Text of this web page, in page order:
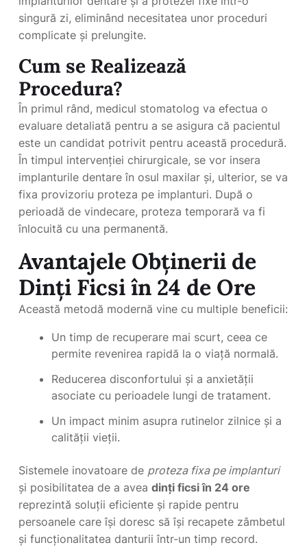
singură zi, eliminând necesitatea unor proceduri
complicate și prelungite.
Cum se Realizează
Procedura?
În primul rând, medicul stomatolog va efectua o
evaluare detaliată pentru a se asigura că pacientul
este un candidat potrivit pentru această procedură.
În timpul intervenției chirurgicale, se vor insera
implanturile dentare în osul maxilar și, ulterior, se va
fixa provizoriu proteza pe implanturi. După o
perioadă de vindecare, proteza temporară va fi
înlocuită cu una permanentă.
Avantajele Obținerii de
Dinți Ficsi în 24 de Ore
Această metodă modernă vine cu multiple beneficii:
Un timp de recuperare mai scurt, ceea ce
permite revenirea rapidă la o viață normală.
Reducerea disconfortului și a anxietății
asociate cu perioadele lungi de tratament.
Un impact minim asupra rutinelor zilnice și a
calității vieții.
Sistemele inovatoare de proteza fixa pe implanturi
și posibilitatea de a avea dinți ficsi în 24 ore
reprezintă soluții eficiente și rapide pentru
persoanele care își doresc să își recapete zâmbetul
și funcționalitatea danturii într-un timp record.